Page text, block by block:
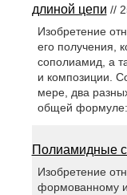
длиной цепи //
Изобретение
его получения,
сополиамид, а
и композиции.
мере, два
общей
Полиамидные
Изобретение
формованному